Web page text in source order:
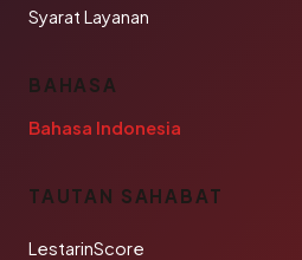
Syarat Layanan
BAHASA
Bahasa Indonesia
TAUTAN SAHABAT
LestarinScore